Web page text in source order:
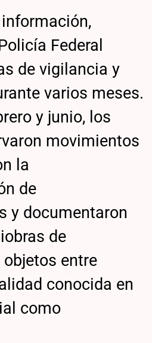
Federal
de vigilancia y
varios meses.
y junio, los
movimientos
la
de
y documentaron
de
entre
conocida en
como